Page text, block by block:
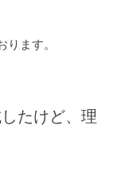
ます。
たけど、理